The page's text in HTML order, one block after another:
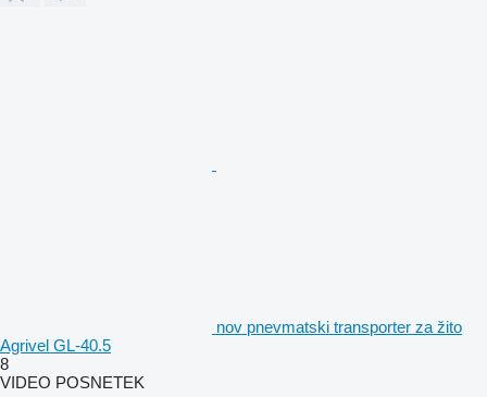
nov pnevmatski transporter za žito
Agrivel GL-40.5
8
VIDEO POSNETEK